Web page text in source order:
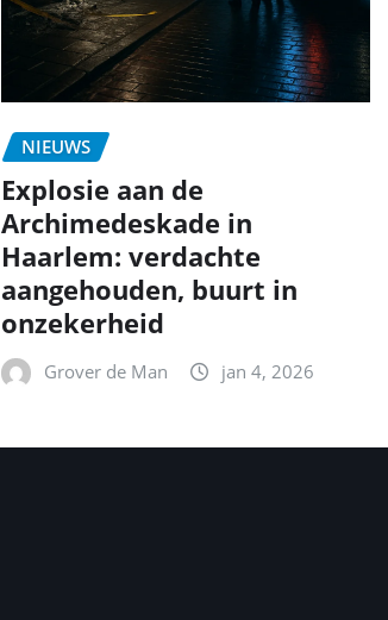
NIEUWS
Explosie aan de
Archimedeskade in
Haarlem: verdachte
aangehouden, buurt in
onzekerheid
Grover de Man jan 4, 2026